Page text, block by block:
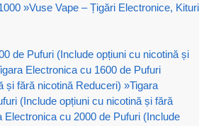
»Vuse Vape – Țigări Electronice, Kituri
de Pufuri (Include opțiuni cu nicotină și
Electronica cu 1600 de Pufuri
și fără nicotină Reduceri) »Tigara
(Include opțiuni cu nicotină și fără
Electronica cu 2000 de Pufuri (Include